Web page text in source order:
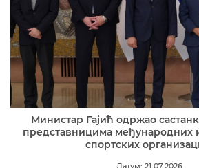
Министар Гајић одржао
представницима међународних
спортских
Датум: 21.07.2026